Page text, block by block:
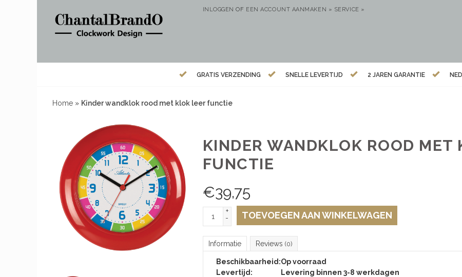
INLOGGEN OF EEN ACCOUNT AANMAKEN » SERVICE »
GRATIS VERZENDING SNELLE LEVERTIJD 2 JAREN GARANTIE
Home » Kinder wandklok rood met klok leer functie
KINDER WANDKLOK ROOD MET
FUNCTIE
€39,75
+
-
TOEVOEGEN AAN WINKELWAGEN
Informatie Reviews (0)
Beschikbaarheid:Op voorraad
Levertijd:
Levering binnen 3-8 werkdagen